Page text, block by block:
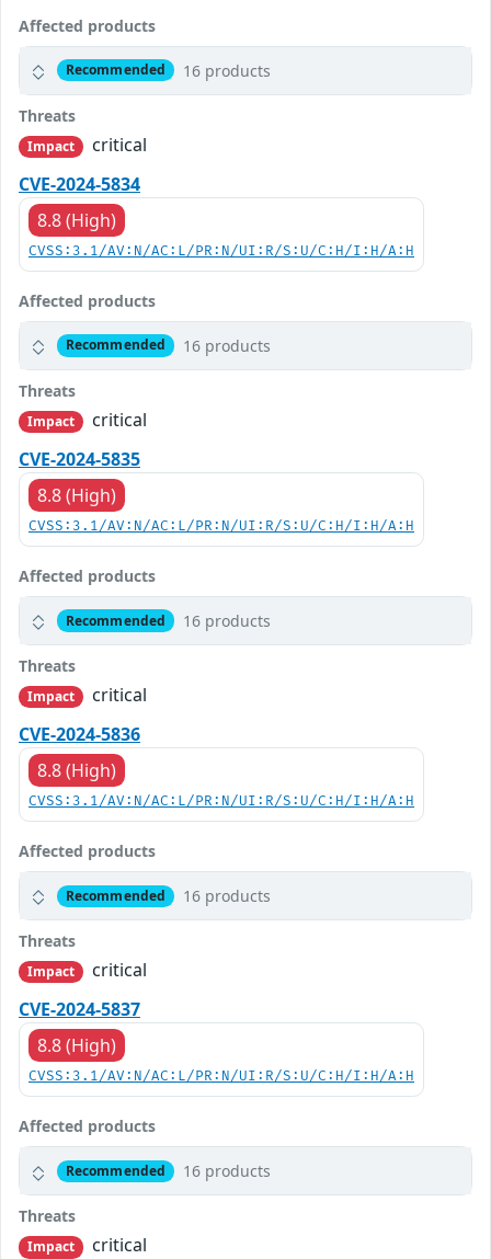
Affected products
Recommended 16 products
Threats
Impact
critical
CVE-2024-5834
8.8 (High)
CVSS:3.1/AV:N/AC:L/PR:N/UI:R/S:U/C:H/I:H/A:H
Affected products
Recommended 16 products
Threats
Impact
critical
CVE-2024-5835
8.8 (High)
CVSS:3.1/AV:N/AC:L/PR:N/UI:R/S:U/C:H/I:H/A:H
Affected products
Recommended 16 products
Threats
Impact
critical
CVE-2024-5836
8.8 (High)
CVSS:3.1/AV:N/AC:L/PR:N/UI:R/S:U/C:H/I:H/A:H
Affected products
Recommended 16 products
Threats
Impact
critical
CVE-2024-5837
8.8 (High)
CVSS:3.1/AV:N/AC:L/PR:N/UI:R/S:U/C:H/I:H/A:H
Affected products
Recommended 16 products
Threats
Impact
critical